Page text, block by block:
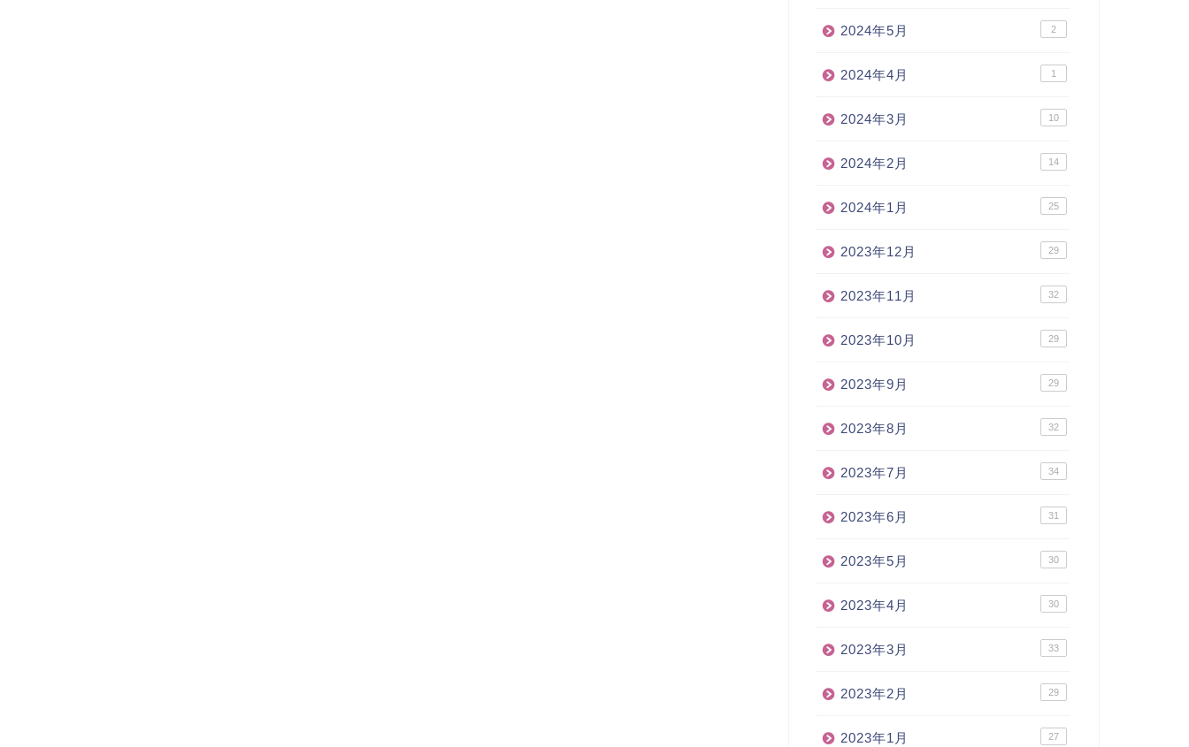
2024年5月 2
2024年4月 1
2024年3月 10
2024年2月 14
2024年1月 25
2023年12月 29
2023年11月 32
2023年10月 29
2023年9月 29
2023年8月 32
2023年7月 34
2023年6月 31
2023年5月 30
2023年4月 30
2023年3月 33
2023年2月 29
2023年1月 27